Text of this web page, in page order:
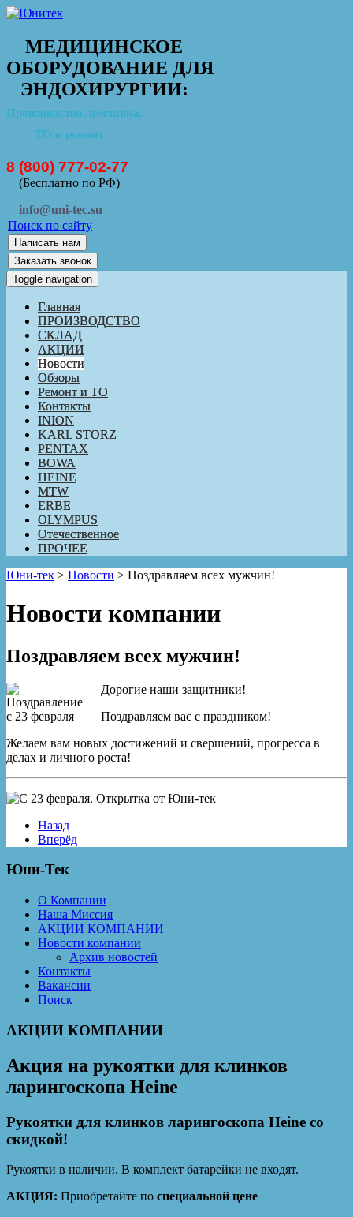
МЕДИЦИНСКОЕ
ОБОРУДОВАНИЕ ДЛЯ
ЭНДОХИРУРГИИ:
Производство, поставка,
ТО и ремонт
8 (800) 777-02-77
(Бесплатно по РФ)
info@uni-tec.su
Поиск по сайту
Написать нам
Заказать звонок
Toggle navigation
Главная
ПРОИЗВОДСТВО
СКЛАД
АКЦИИ
Новости
Обзоры
Ремонт и ТО
Контакты
INION
KARL STORZ
PENTAX
BOWA
HEINE
MTW
ERBE
OLYMPUS
Отечественное
ПРОЧЕЕ
Юни-тек > Новости > Поздравляем всех мужчин!
Новости компании
Поздравляем всех мужчин!
Дорогие наши защитники!
Поздравляем вас с праздником!
Желаем вам новых достижений и свершений, прогресса в
делах и личного роста!
Назад
Вперёд
Юни-Тек
О Компании
Наша Миссия
АКЦИИ КОМПАНИИ
Новости компании
Архив новостей
Контакты
Вакансии
Поиск
АКЦИИ КОМПАНИИ
Акция на рукоятки для клинков
ларингоскопа Heine
Рукоятки для клинков ларингоскопа Heine со
скидкой!
Рукоятки в наличии. В комплект батарейки не входят.
АКЦИЯ: Приобретайте по специальной цене